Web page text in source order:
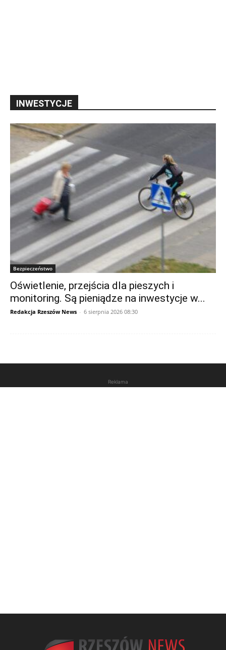
INWESTYCJE
Bezpieczeństwo
Oświetlenie, przejścia dla pieszych i
monitoring. Są pieniądze na inwestycje w...
Redakcja Rzeszów News - 6 sierpnia 2026 08:30
Reklama